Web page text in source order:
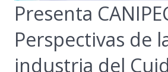
Presenta
Perspectivas de
industria del